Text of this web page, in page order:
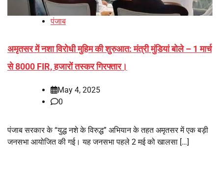
पंजाब
अमृतसर में नशा विरोधी मुहिम की शुरुआत: मंत्री मुंडियां बोले – 1 मार्च
से 8000 FIR, हजारों तस्कर गिरफ्तार।
May 4, 2025
0
पंजाब सरकार के “युद्ध नशे के विरुद्ध” अभियान के तहत अमृतसर में एक बड़ी
जनसभा आयोजित की गई। यह जनसभा पहले 2 मई को खालसा […]